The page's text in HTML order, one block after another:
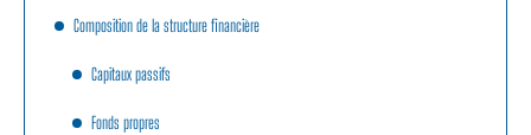
Composition de la structure financière
Capitaux passifs
Fonds propres